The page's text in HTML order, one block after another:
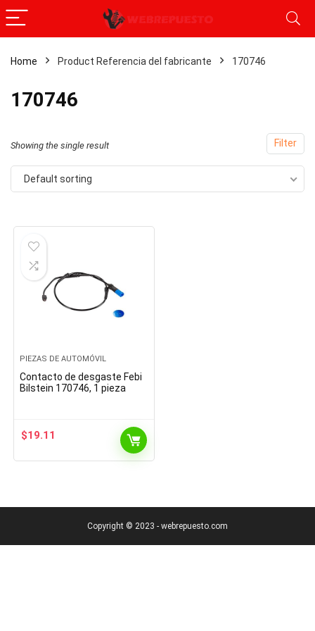
Home Product Referencia del fabricante ‎170746
‎170746
Filter
Showing the single result
Default sorting
PIEZAS DE AUTOMÓVIL
Contacto de desgaste Febi
Bilstein 170746, 1 pieza
$19.11
Copyright © 2023 - webrepuesto.com